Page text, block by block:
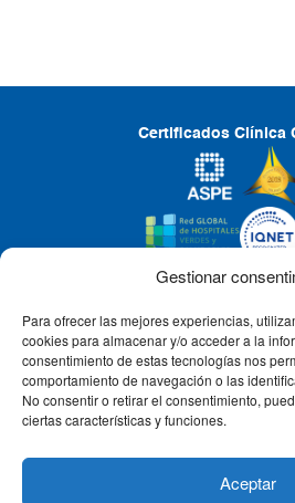
Gestionar
Para ofrecer las mejores experiencias,
cookies para almacenar y/o acceder a la
consentimiento de estas tecnologías nos
comportamiento de navegación o las
No consentir o retirar el consentimiento,
ciertas características y funciones.
Aceptar
Certificados Clínica
CLÍNICA CEMTRO
QUIÉNES SOMOS